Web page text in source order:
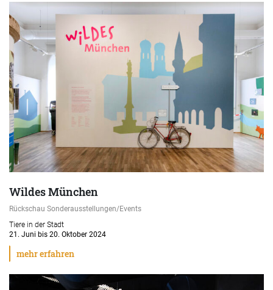
Wildes München
Rückschau Sonderausstellungen/Events
Tiere in der Stadt
21. Juni bis 20. Oktober 2024
mehr erfahren